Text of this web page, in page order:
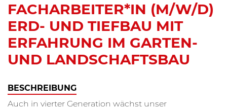
FACHARBEITER*IN (M/W/D)
ERD- UND TIEFBAU MIT
ERFAHRUNG IM GARTEN-
UND LANDSCHAFTSBAU
BESCHREIBUNG
Auch in vierter Generation wächst unser